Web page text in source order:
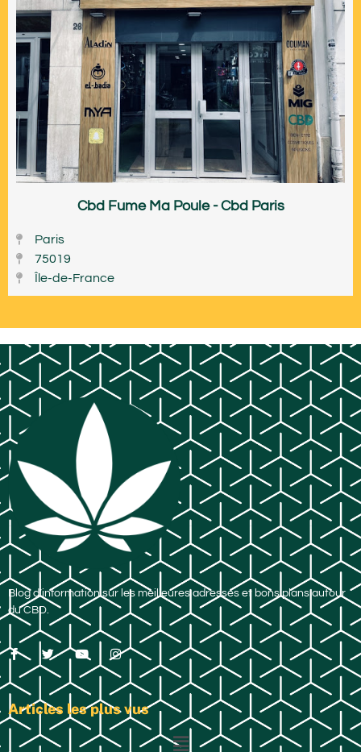
Cbd Fume Ma Poule - Cbd Paris
Paris
75019
Île-de-France
Blog d’information sur les meilleures adresses et bons plans autour
du CBD.
Articles les plus vus